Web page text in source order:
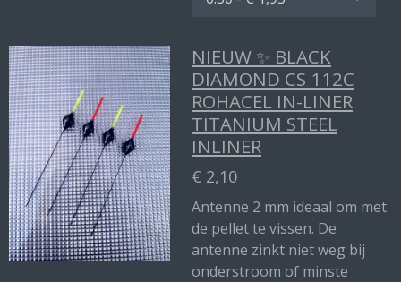
NIEUW ✨ BLACK
DIAMOND CS 112C
ROHACEL IN-LINER
TITANIUM STEEL
INLINER
€ 2,10
Antenne 2 mm ideaal om met
de pellet te vissen. De
antenne zinkt niet weg bij
onderstroom of minste